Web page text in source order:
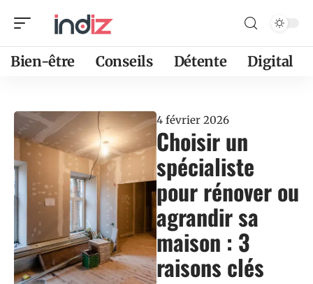
Bien-être Conseils Détente Digital
4 février 2026
Choisir un
spécialiste
pour rénover ou
agrandir sa
maison : 3
raisons clés